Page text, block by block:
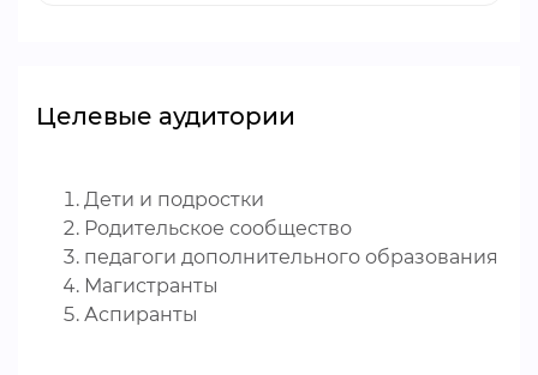
Целевые аудитории
Дети и подростки
Родительское сообщество
педагоги дополнительного образования
Магистранты
Аспиранты